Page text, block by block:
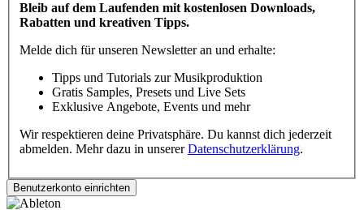
Bleib auf dem Laufenden mit kostenlosen Downloads,
Rabatten und kreativen Tipps.
Melde dich für unseren Newsletter an und erhalte:
Tipps und Tutorials zur Musikproduktion
Gratis Samples, Presets und Live Sets
Exklusive Angebote, Events und mehr
Wir respektieren deine Privatsphäre. Du kannst dich jederzeit
abmelden. Mehr dazu in unsererDatenschutzerklärung.